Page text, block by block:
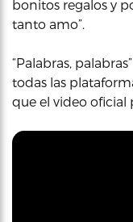
bonitos regalos y
tanto amo”.
“Palabras,
todas las
que el video oficial